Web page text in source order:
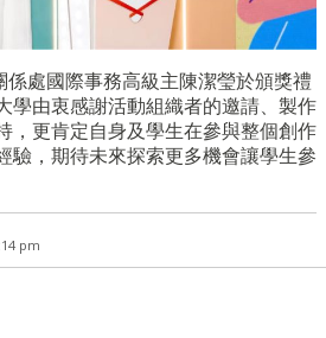
處國際事務高級主陳潔瑩於頒獎禮
學由衷感謝活動組織者的邀請、製作
，更肯定自身及學生在參與整個創作
驗，期待未來探索更多機會讓學生參
pm